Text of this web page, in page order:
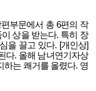
부문에서 총 6편의 작
상을 받는다. 특히 장
을 끌고 있다. [개인상]
다. 올해 남녀연기자상
하는 쾌거를 올렸다. 영